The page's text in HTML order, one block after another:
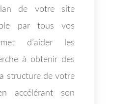
de votre site
par tous vos
d’aider les
à obtenir des
structure de votre
accélérant son